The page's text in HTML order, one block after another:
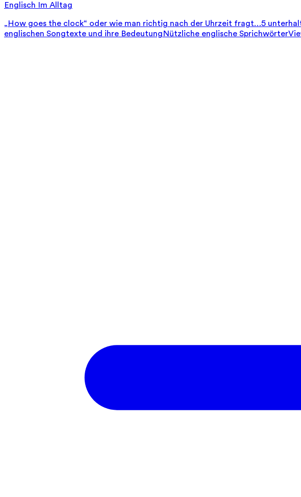
Englisch Im Alltag
„How goes the clock“ oder wie man richtig nach der Uhrzeit fragt…5
englischen Songtexte und ihre BedeutungNützliche englische Sprichwörter